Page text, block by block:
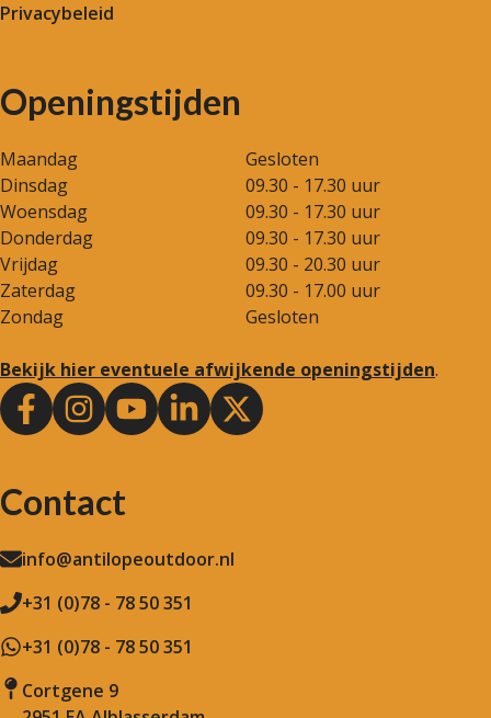
Privacybeleid
Openingstijden
Maandag
Gesloten
Dinsdag
09.30 - 17.30 uur
Woensdag
09.30 - 17.30 uur
Donderdag
09.30 - 17.30 uur
Vrijdag
09.30 - 20.30 uur
Zaterdag
09.30 - 17.00 uur
Zondag
Gesloten
Bekijk hier eventuele afwijkende openingstijden.
Contact
info@antilopeoutdoor.nl
+31 (0)78 - 78 50 351
+31 (0)78 - 78 50 351
Cortgene 9